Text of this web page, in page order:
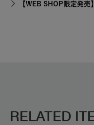
【WEB SHOP限定発売
RELATED